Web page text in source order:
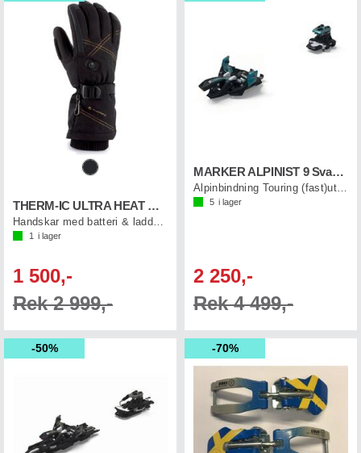
THERM-IC ULTRA HEAT GLOVE WMN
Handskar med batteri & laddkabel, dam
1 i lager
1 500,-
Rek 2 999,-
MARKER ALPINIST 9 Svart/Turkos
Alpinbindning Touring (fast)utan stopper
5 i lager
2 250,-
Rek 4 499,-
50% 70%